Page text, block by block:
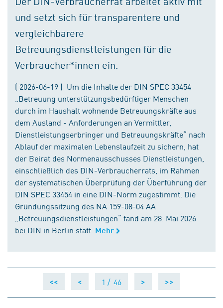
und setzt sich für transparentere und
vergleichbarere
Betreuungsdienstleistungen für die
Verbraucher*innen ein.
( 2026-06-19 ) Um die Inhalte der DIN SPEC 33454
„Betreuung unterstützungsbedürftiger Menschen
durch im Haushalt wohnende Betreuungskräfte aus
dem Ausland - Anforderungen an Vermittler,
Dienstleistungserbringer und Betreuungskräfte“ nach
Ablauf der maximalen Lebenslaufzeit zu sichern, hat
der Beirat des Normenausschusses Dienstleistungen,
einschließlich des DIN-Verbraucherrats, im Rahmen
der systematischen Überprüfung der Überführung der
DIN SPEC 33454 in eine DIN-Norm zugestimmt. Die
Gründungssitzung des NA 159-08-04 AA
„Betreuungsdienstleistungen“ fand am 28. Mai 2026
bei DIN in Berlin statt. Mehr
<< < 1 / 46 > >>